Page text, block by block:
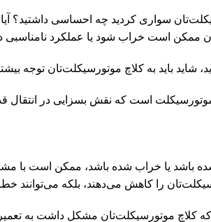
سواری کردید چه احساسی داشتید؟
ممکن است خراب شود یا عملکرد نامناسبی
شاید باید به کلاچ موتورسیکلت‌تان توجه
است که نقش بسزایی در انتقال
باشد یا خراب شده باشد، ممکن است با
را کاهش می‌دهند، بلکه می‌توانند
که کلاچ موتورسیکلت‌تان مشکل داشت به